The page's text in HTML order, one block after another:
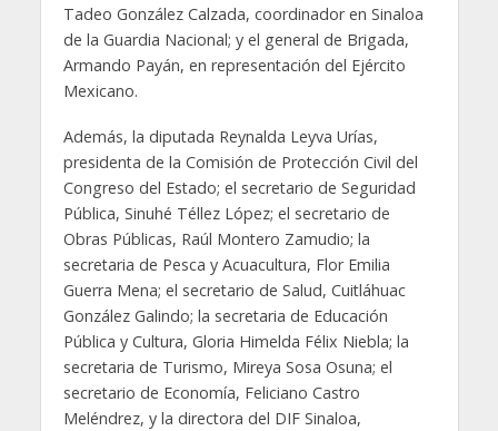
Tadeo González Calzada, coordinador en Sinaloa
de la Guardia Nacional; y el general de Brigada,
Armando Payán, en representación del Ejército
Mexicano.
Además, la diputada Reynalda Leyva Urías,
presidenta de la Comisión de Protección Civil del
Congreso del Estado; el secretario de Seguridad
Pública, Sinuhé Téllez López; el secretario de
Obras Públicas, Raúl Montero Zamudio; la
secretaria de Pesca y Acuacultura, Flor Emilia
Guerra Mena; el secretario de Salud, Cuitláhuac
González Galindo; la secretaria de Educación
Pública y Cultura, Gloria Himelda Félix Niebla; la
secretaria de Turismo, Mireya Sosa Osuna; el
secretario de Economía, Feliciano Castro
Meléndrez, y la directora del DIF Sinaloa,